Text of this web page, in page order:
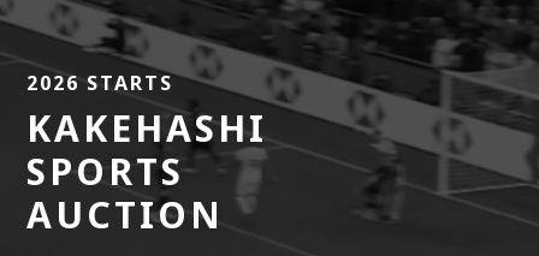
2026 STARTS
KAKEHASHI
SPORTS
AUCTION